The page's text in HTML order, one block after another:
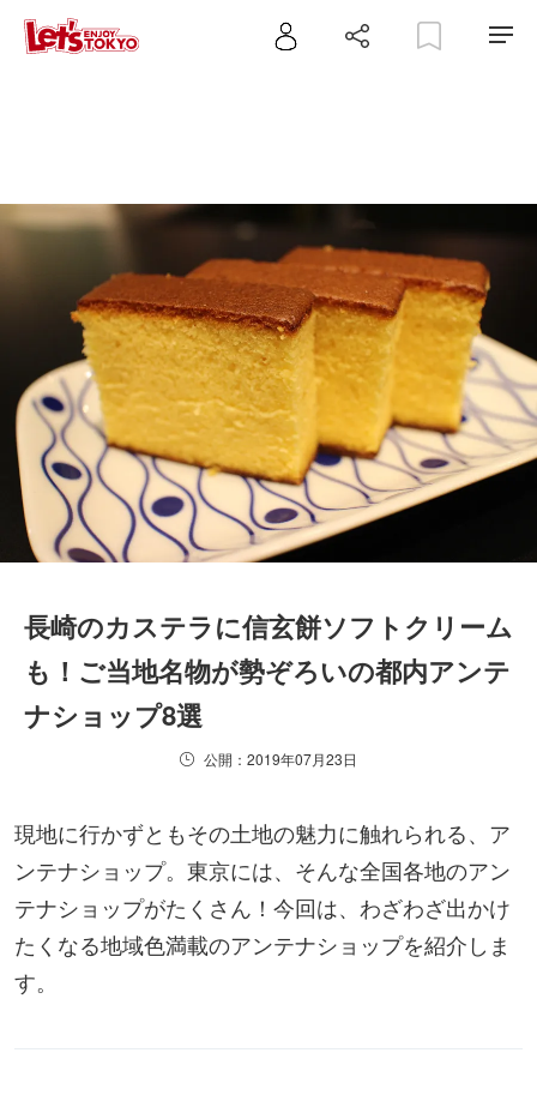
長崎のカステラに信玄餅ソフトクリーム
も！ご当地名物が勢ぞろいの都内アンテ
ナショップ8選
公開：2019年07月23日
現地に行かずともその土地の魅力に触れられる、ア
ンテナショップ。東京には、そんな全国各地のアン
テナショップがたくさん！今回は、わざわざ出かけ
たくなる地域色満載のアンテナショップを紹介しま
す。